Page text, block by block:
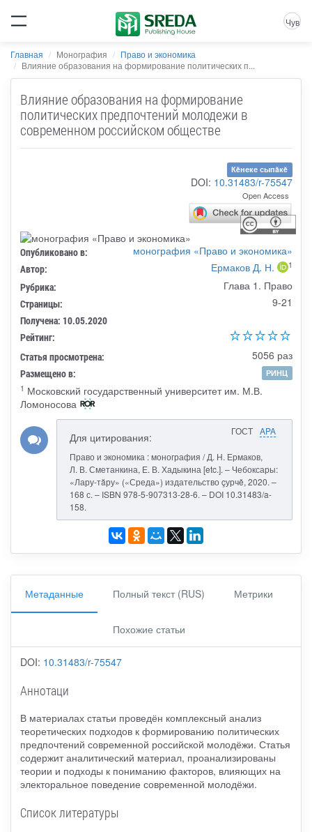
Чув
Главная Монография
Право и экономика
Влияние образования на формирование политических п...
Влияние образования на формирование
политических предпочтений молодежи в
современном российском обществе
Кĕнеке сыпăкĕ
DOI: 10.31483/r-75547
Open Access
Опубликовано в: монография «Право и экономика»
Автор: Ермаков Д. Н. 1
Рубрика: Глава 1. Право
Страницы: 9-21
Получена: 10.05.2020
Рейтинг:
Статья просмотрена:
5056 раз
Размещено в:
РИНЦ
1 Московский государственный университет им. М.В.
Ломоносова
ГОСТ APA
Для цитирования:
Право и экономика : монография / Д. Н. Ермаков,
Л. В. Сметанкина, Е. В. Хадыкина [etc.]. – Чебоксары:
«Лару-тăру» («Среда») издательство çурчě, 2020. –
168 с. – ISBN 978-5-907313-28-6. – DOI 10.31483/a-
158.
Метаданные Полный текст (RUS) Метрики
Похожие статьи
DOI: 10.31483/r-75547
Аннотаци
В материалах статьи проведён комплексный анализ
теоретических подходов к формированию политических
предпочтений современной российской молодёжи. Статья
содержит аналитический материал, проанализированы
теории и подходы к пониманию факторов, влияющих на
электоральное поведение современной молодёжи.
Список литературы